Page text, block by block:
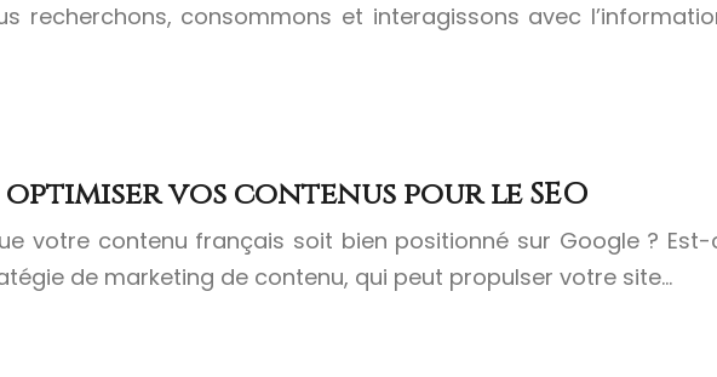
recherchons, consommons et interagissons avec
vos contenus pour le SEO
votre contenu français soit bien positionné sur Google ? Est-
de marketing de contenu, qui peut propulser votre site…